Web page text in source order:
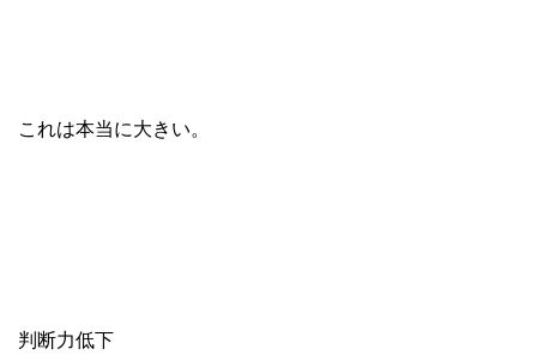
これは本当に大きい。
判断力低下